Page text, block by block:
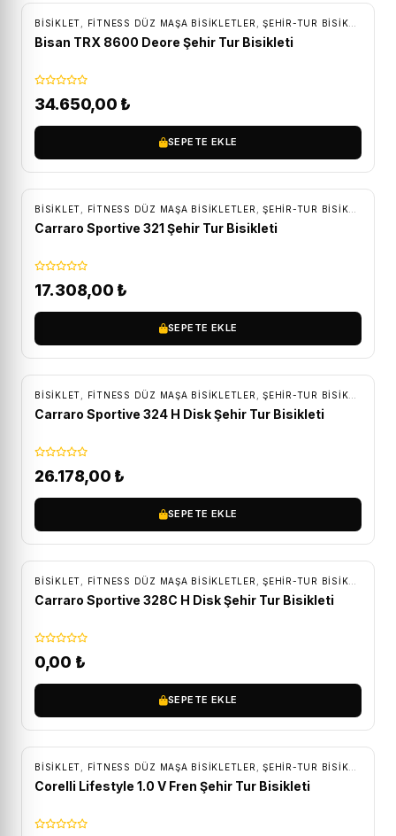
BİSİKLET FITNESS DÜZ MAŞA BISIKLETLER ŞEHIR-TUR BISIKLETLERI
Bisan TRX 8600 Deore Şehir Tur Bisikleti
34.650,00 ₺
SEPETE EKLE
BİSİKLET FITNESS DÜZ MAŞA BISIKLETLER ŞEHIR-TUR BISIKLETLERI
Carraro Sportive 321 Şehir Tur Bisikleti
17.308,00 ₺
SEPETE EKLE
BİSİKLET FITNESS DÜZ MAŞA BISIKLETLER ŞEHIR-TUR BISIKLETLERI
Carraro Sportive 324 H Disk Şehir Tur Bisikleti
26.178,00 ₺
SEPETE EKLE
BİSİKLET FITNESS DÜZ MAŞA BISIKLETLER ŞEHIR-TUR BISIKLETLERI
Carraro Sportive 328C H Disk Şehir Tur Bisikleti
0,00 ₺
SEPETE EKLE
BİSİKLET FITNESS DÜZ MAŞA BISIKLETLER ŞEHIR-TUR BISIKLETLERI
Corelli Lifestyle 1.0 V Fren Şehir Tur Bisikleti